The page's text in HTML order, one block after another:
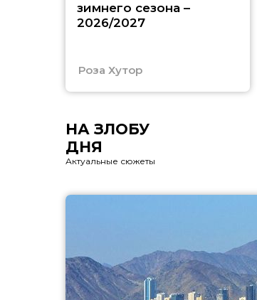
зимнего сезона –
2026/2027
Роза Хутор
НА ЗЛОБУ
ДНЯ
Актуальные сюжеты